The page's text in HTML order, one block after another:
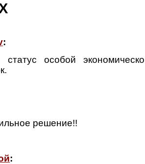
:
статус особой
решение!!
: